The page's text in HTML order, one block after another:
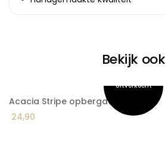
Bekijk ook
Acacia Stripe opbergdoos
24,90